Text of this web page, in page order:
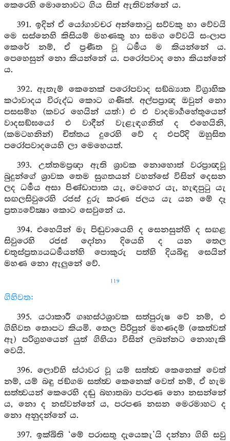
කෙරෙහි මොනොවට ගිය සිත් ඇතිවන්නේ ය.
391. ඉදින් ඒ යෝගාවචර අන්තොටු සව්වකු හා වේවයි
මෙ සස්නෙහි කිසියම් මහණකු හා සමග වේවයි සංලාප
කෙරේ නම්, ඒ ප්‍රණීත වූ ධර්‍මය ම කියන්නේ ය.
පෙහෙසුන් නො කියන්නේ ය. පරෝපවාද නො කියන්නේ
ය.
392. ඇතැම් කෙනෙක් පරෝපවාද සඞ්ඛ්‍යාත විග්‍රාහික
කථාවාදය විරුද්ධ කොට ගණිත්. අල්පප්‍රාඥ ඔවුන් නො
පසසම්හ (කවර හෙයින් යත්:) එ එ වාදමාර්‍ගහේතුයෙන්
වාදසඞ්ඝයෝ එ වාදීන් වැළැඳගනිත් ද එහෙයිනි,
(කමටහනින්) චිත්තය දුරෙහි වේ ද එපරිදි ඔහුසිත
පරෝපවාදයෙහි ලා මෙහෙයත්.
393. උත්තමප්‍රඥා ඇති ශ්‍රාවක නොහොත් වරප්‍රාඥවූ
බුදුන්ගේ ශ්‍රාවක තෙම සුගතයන් වහන්සේ විසින් දෙසන
ලද ධර්‍මය අසා පිණ්ඩාපාත යැ, වෙහෙර යැ, හැඳපුටු යැ
සඟලසිවුරෙහි රජස් දුරු කරණ ජලය යැ යන මේ දෑ
ප්‍රත්‍යවේක්‍ෂා කොට සෙවුනේ ය.
394. එහෙයින් මැ පිඬුවායෙහි ද සෙනසුන්හි ද සඟළ
සිවුරෙහි රජස් දෝනා දියෙහි ද යන තෙල
චතුස්ප්‍රත්‍යයධර්‍මයන්හි පොකුරු පත්හි දියබිඳු සෙයින්
මහණ නො ඇලුනේ වේ.
119
ගිහිවත:
395. යථාකාරී ගෘහස්ථශ්‍රාවක සත්පුරුෂ වේ නම්, එ
ගිහිවත තොපට කියමි. තෙල පිරිපුන් මහණදම් (කෙත්වත්
ඈ) පරිග්‍රහයෙන් යුත් ගිහියා විසින් ලබන්නට නොහැකි
වෙයි.
396. ලොව්හි ස්ථාවර වූ යම් සත්ත්‍ව කෙනෙක් වෙත්
නම්, යම් බඳු ජඞ්ගම සත්ත්‍ව කෙනෙක් වෙත් නම්, ඒ හැම
සත්ත්‍වයන් කෙරෙහි දඬු බහාතබා පරපණ නො නසන්නේ
ය, නො ද නස්වන්නේ ය, පරපණ නසන මෙරමාහට ද
නො අනුදන්නේ ය.
397. ඉක්බිති ‘මේ පරාසතු දැයෙකැ’යි දන්නා ගිහි සවු